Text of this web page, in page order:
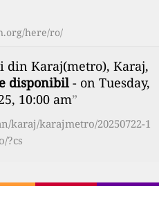
here/ro/
din Karaj(metro), Karaj,
disponibil- on Tuesday,
10:00 am”
karaj/karajmetro/20250722-1
?cs